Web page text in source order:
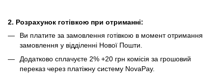
2. Розрахунок готівкою при отриманні:
Ви платите за замовлення готівкою в момент отримання
замовлення у відділенні Нової Пошти.
Додатково сплачуєте 2% +20 грн комісія за грошовий
переказ через платіжну систему NovaPay.